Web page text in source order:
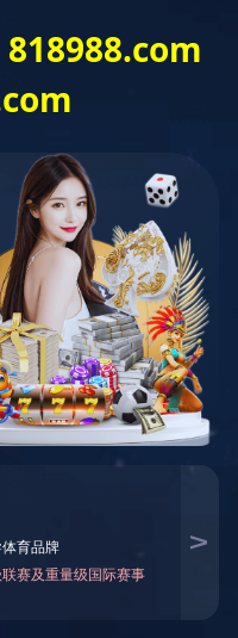
队伍 人才培养
党建工作